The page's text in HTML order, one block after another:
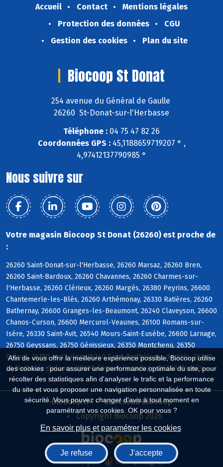
Afin de vous offrir la meilleure expérience possible, Biocoop utilise
des cookies : pour assurer une performance optimale du site, pour
récolter des statistiques afin d'analyser le trafic et la performance
du site et vous proposer une navigation personnalisée en toute
sécurité. Vous pouvez changer d'avis à tout moment en
paramétrant vos cookies. OK pour vous ?
En savoir plus et paramétrer les cookies
Je refuse J'accepte
Accueil Contact
Mentions légales
Protection des données
CGU
Gestion des cookies
Plan du site
Biocoop St Donat
254 avenue du Général de Gaulle
26260 St-Donat-sur-l'Herbasse
Téléphone : 04 75 47 82 26
Coordonnées GPS :45,1188659719207 ° ,
4,97412137790985 °
Nous suivre sur
Votre magasin Biocoop St Donat (26260) est proche de
:
26260 Saint-Donat-sur-l'Herbasse, 26260 Marsaz, 26260 Bren,
26260 Saint-Bardoux, 26260 Chavannes, 26260 Charmes-sur-
l'Herbasse, 26260 Clérieux, 26260 Margès, 26380 Peyrins, 26600
Chantemerle-les-Blés, 26260 Arthémonay, 26330 Ratières, 26260
Bathernay, 26600 Granges-les-Beaumont, 26240 Claveyson, 26600
Chanos-Curson, 26600 Mercurol-Veaunes, 26100 Romans-sur-
Isère, 26330 Saint-Avit, 26540 Mours-Saint-Eusèbe, 26600 Larnage,
26750 Geyssans, 26750 Génissieux, 26350 Montchenu, 26350
Crépol, 26350 Le Chalon, 26240 Saint-Barthélemy-de-Vals, 26240
La Motte-de-Galaure, 26600 Crozes-Hermitage, 26240 Mureils
Biocoop.fr
Le réseau Biocoop
Copyright Biocoop 2026
Réalisé par